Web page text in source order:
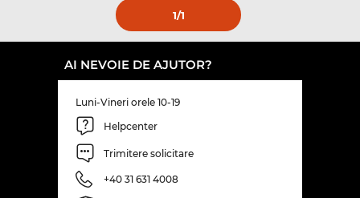
1/1
AI NEVOIE DE AJUTOR?
Luni-Vineri orele 10-19
Helpcenter
Trimitere solicitare
+40 31 631 4008